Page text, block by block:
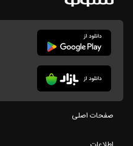
صفحات اصلی